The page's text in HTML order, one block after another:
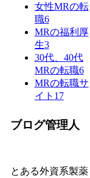
女性MRの転
職6
MRの福利厚
生3
30代、40代
MRの転職6
MRの転職サ
イト 17
ブログ管理人
とある外資系製薬